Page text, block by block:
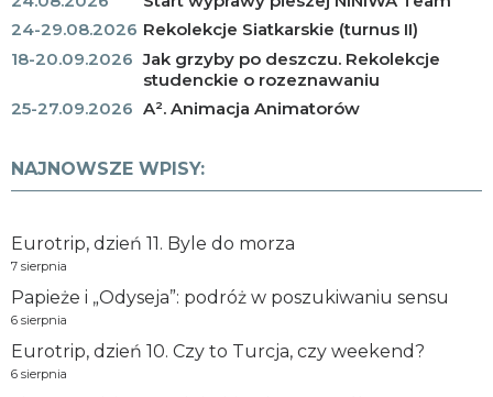
24-29.08.2026 Rekolekcje Siatkarskie (turnus II)
18-20.09.2026 Jak grzyby po deszczu. Rekolekcje
studenckie o rozeznawaniu
25-27.09.2026 A². Animacja Animatorów
NAJNOWSZE WPISY:
Eurotrip, dzień 11. Byle do morza
7 sierpnia
Papieże i „Odyseja”: podróż w poszukiwaniu sensu
6 sierpnia
Eurotrip, dzień 10. Czy to Turcja, czy weekend?
6 sierpnia